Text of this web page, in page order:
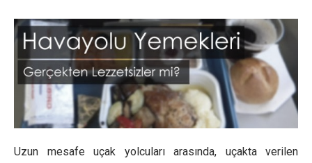
Uzun mesafe uçak yolcuları arasında, uçakta verilen